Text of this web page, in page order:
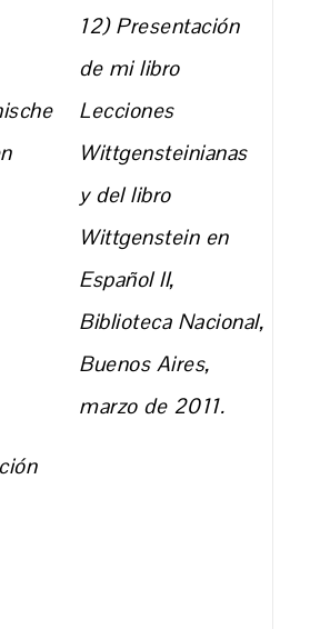
12) Presentación
de mi libro
Lecciones
Wittgensteinianas
y del libro
Wittgenstein en
Español II,
Biblioteca Nacional,
Buenos Aires,
marzo de 2011.